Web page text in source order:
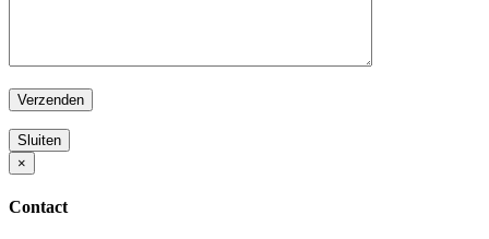
Sluiten
×
Contact